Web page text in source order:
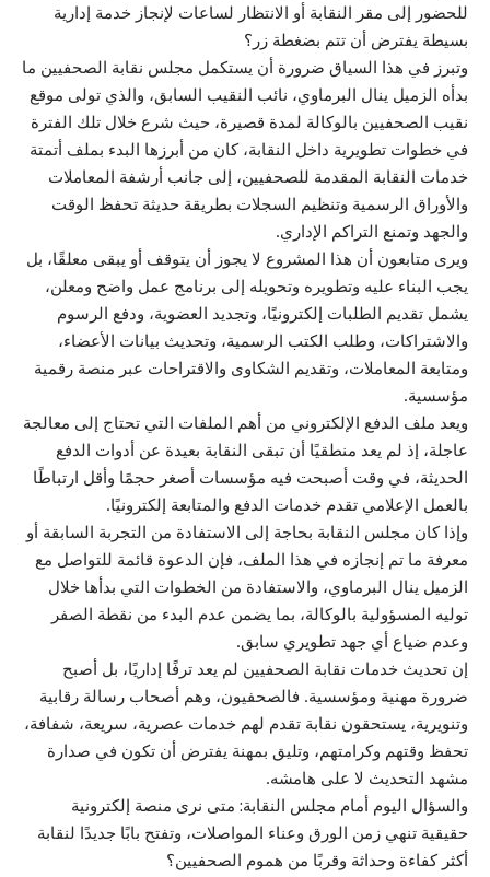
للحضور إلى مقر النقابة أو الانتظار لساعات لإنجاز خدمة إدارية
بسيطة يفترض أن تتم بضغطة زر؟
وتبرز في هذا السياق ضرورة أن يستكمل مجلس نقابة الصحفيين ما
بدأه الزميل ينال البرماوي، نائب النقيب السابق، والذي تولى موقع
نقيب الصحفيين بالوكالة لمدة قصيرة، حيث شرع خلال تلك الفترة
في خطوات تطويرية داخل النقابة، كان من أبرزها البدء بملف أتمتة
خدمات النقابة المقدمة للصحفيين، إلى جانب أرشفة المعاملات
والأوراق الرسمية وتنظيم السجلات بطريقة حديثة تحفظ الوقت
والجهد وتمنع التراكم الإداري.
ويرى متابعون أن هذا المشروع لا يجوز أن يتوقف أو يبقى معلقًا، بل
يجب البناء عليه وتطويره وتحويله إلى برنامج عمل واضح ومعلن،
يشمل تقديم الطلبات إلكترونيًا، وتجديد العضوية، ودفع الرسوم
والاشتراكات، وطلب الكتب الرسمية، وتحديث بيانات الأعضاء،
ومتابعة المعاملات، وتقديم الشكاوى والاقتراحات عبر منصة رقمية
مؤسسية.
ويعد ملف الدفع الإلكتروني من أهم الملفات التي تحتاج إلى معالجة
عاجلة، إذ لم يعد منطقيًا أن تبقى النقابة بعيدة عن أدوات الدفع
الحديثة، في وقت أصبحت فيه مؤسسات أصغر حجمًا وأقل ارتباطًا
بالعمل الإعلامي تقدم خدمات الدفع والمتابعة إلكترونيًا.
وإذا كان مجلس النقابة بحاجة إلى الاستفادة من التجربة السابقة أو
معرفة ما تم إنجازه في هذا الملف، فإن الدعوة قائمة للتواصل مع
الزميل ينال البرماوي، والاستفادة من الخطوات التي بدأها خلال
توليه المسؤولية بالوكالة، بما يضمن عدم البدء من نقطة الصفر
وعدم ضياع أي جهد تطويري سابق.
إن تحديث خدمات نقابة الصحفيين لم يعد ترفًا إداريًا، بل أصبح
ضرورة مهنية ومؤسسية. فالصحفيون، وهم أصحاب رسالة رقابية
وتنويرية، يستحقون نقابة تقدم لهم خدمات عصرية، سريعة، شفافة،
تحفظ وقتهم وكرامتهم، وتليق بمهنة يفترض أن تكون في صدارة
مشهد التحديث لا على هامشه.
والسؤال اليوم أمام مجلس النقابة: متى نرى منصة إلكترونية
حقيقية تنهي زمن الورق وعناء المواصلات، وتفتح بابًا جديدًا لنقابة
أكثر كفاءة وحداثة وقربًا من هموم الصحفيين؟